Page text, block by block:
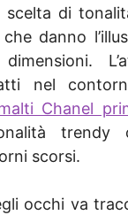
di
che danno
nel
Chanel
trendy
scorsi.
occhi va